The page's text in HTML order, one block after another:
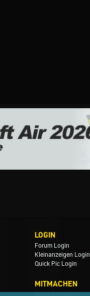
LOGIN
Forum Login
Kleinanzeigen Login
Quick Pic Login
MITMACHEN
Fotos hochladen